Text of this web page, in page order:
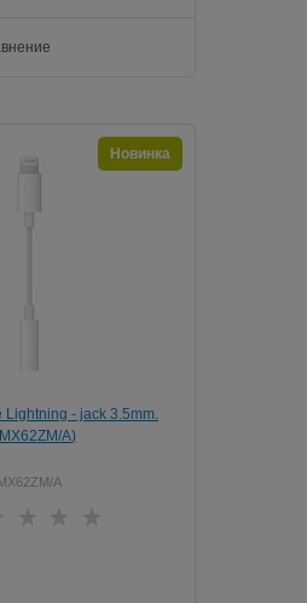
- jack 3.5mm.
A)
A
Новинка